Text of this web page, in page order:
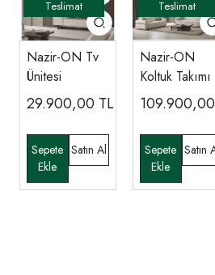
Nazir-ON Tv
Ünitesi
29.900,00 TL
Nazir-ON
Koltuk Takımı
109.900,00